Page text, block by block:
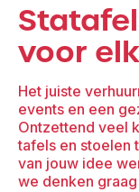
voor
Het juiste
events en een
Ontzettend veel
tafels en stoelen
van jouw idee
we denken